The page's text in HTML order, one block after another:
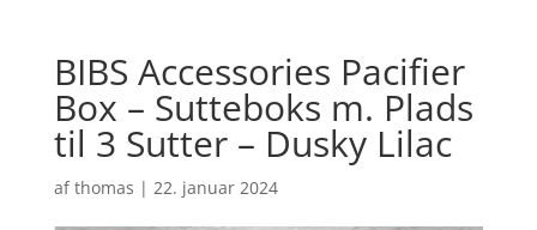
BIBS Accessories Pacifier
Box – Sutteboks m. Plads
til 3 Sutter – Dusky Lilac
afthomas | 22. januar 2024